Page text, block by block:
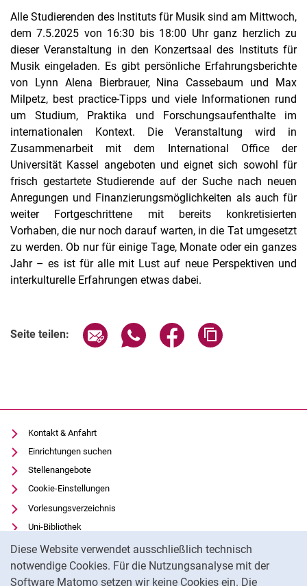
Diese Website verwendet ausschließlich technisch
notwendige Cookies. Für die Nutzungsanalyse mit der
Software Matomo setzen wir keine Cookies ein. Die
Alle Studierenden des Instituts für Musik sind am Mittwoch,
dem 7.5.2025 von 16:30 bis 18:00 Uhr ganz herzlich zu
dieser Veranstaltung in den Konzertsaal des Instituts für
Musik eingeladen. Es gibt persönliche Erfahrungsberichte
von Lynn Alena Bierbrauer, Nina Cassebaum und Max
Milpetz, best practice-Tipps und viele Informationen rund
um Studium, Praktika und Forschungsaufenthalte im
internationalen Kontext. Die Veranstaltung wird in
Zusammenarbeit mit dem International Office der
Universität Kassel angeboten und eignet sich sowohl für
frisch gestartete Studierende auf der Suche nach neuen
Anregungen und Finanzierungsmöglichkeiten als auch für
weiter Fortgeschrittene mit bereits konkretisierten
Vorhaben, die nur noch darauf warten, in die Tat umgesetzt
zu werden. Ob nur für einige Tage, Monate oder ein ganzes
Jahr – es ist für alle mit Lust auf neue Perspektiven und
interkulturelle Erfahrungen etwas dabei.
Seite teilen: Seite über E-Mail teilen
Seite über WhatsApp teilen
Seite über Facebook
Kontakt & Anfahrt
Einrichtungen suchen
Stellenangebote
Cookie-Einstellungen
Vorlesungsverzeichnis
Uni-Bibliothek
Moodle
Panopto
Datenschutz